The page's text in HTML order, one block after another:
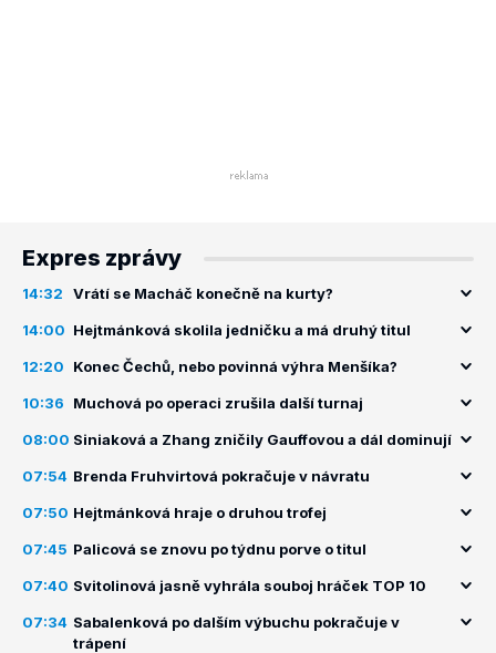
Expres zprávy
14:32 Vrátí se Macháč konečně na kurty?
14:00 Hejtmánková skolila jedničku a má druhý titul
12:20 Konec Čechů, nebo povinná výhra Menšíka?
10:36 Muchová po operaci zrušila další turnaj
08:00 Siniaková a Zhang zničily Gauffovou a dál dominují
07:54 Brenda Fruhvirtová pokračuje v návratu
07:50 Hejtmánková hraje o druhou trofej
07:45 Palicová se znovu po týdnu porve o titul
07:40 Svitolinová jasně vyhrála souboj hráček TOP 10
07:34 Sabalenková po dalším výbuchu pokračuje v
trápení